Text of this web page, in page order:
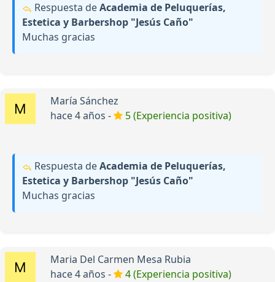
Respuesta deAcademia de Peluquerías,
Estetica y Barbershop "Jesús Caño"
Muchas gracias
María Sánchez
hace 4 años -
5 (Experiencia positiva)
Respuesta deAcademia de Peluquerías,
Estetica y Barbershop "Jesús Caño"
Muchas gracias
Maria Del Carmen Mesa Rubia
hace 4 años -
4 (Experiencia positiva)